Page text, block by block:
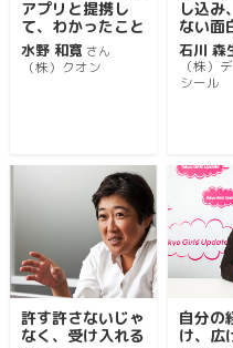
アプリと提携し
て、わかったこと
水野 和寛 さん
（株）クオン
し込み
ない面
石川 森
（株）
シール
許す許さないじゃ
なく、受け入れる
自分の
け、広